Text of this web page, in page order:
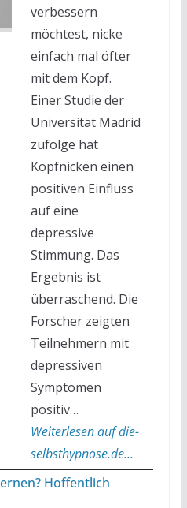
verbessern
möchtest, nicke
einfach mal öfter
mit dem Kopf.
Einer Studie der
Universität Madrid
zufolge hat
Kopfnicken einen
positiven Einfluss
auf eine
depressive
Stimmung. Das
Ergebnis ist
überraschend. Die
Forscher zeigten
Teilnehmern mit
depressiven
Symptomen
positiv…
Weiterlesen auf die-
selbsthypnose.de...
Hoffentlich